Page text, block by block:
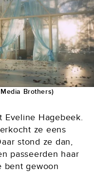
Brothers)
Eveline Hagebeek.
ze eens
stond ze dan,
passeerden haar
bent gewoon